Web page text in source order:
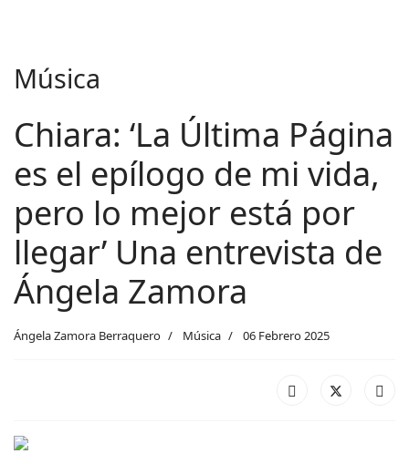
Música
Chiara: ‘La Última Página
es el epílogo de mi vida,
pero lo mejor está por
llegar’ Una entrevista de
Ángela Zamora
Ángela Zamora Berraquero Música 06 Febrero 2025